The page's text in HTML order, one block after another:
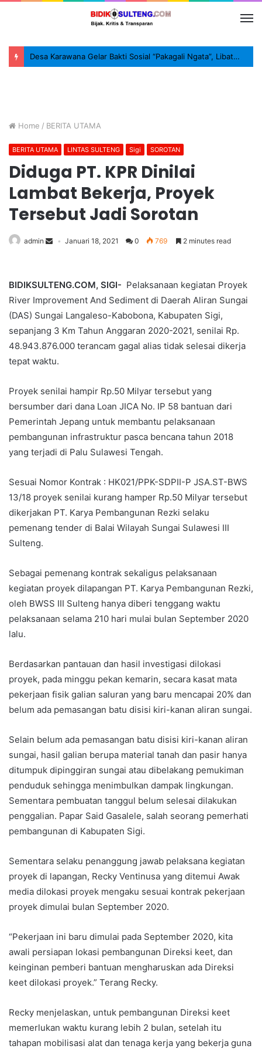
Desa Karawana Gelar Bakti Sosial “Pakagali Ngata”, Libatkan TNI, Polri dan Masyarakat
Home / BERITA UTAMA
BERITA UTAMA LINTAS SULTENG Sigi SOROTAN
Diduga PT. KPR Dinilai
Lambat Bekerja, Proyek
Tersebut Jadi Sorotan
admin Januari 18, 2021 0 769 2 minutes read
BIDIKSULTENG.COM, SIGI- Pelaksanaan kegiatan Proyek
River Improvement And Sediment di Daerah Aliran Sungai
(DAS) Sungai Langaleso-Kabobona, Kabupaten Sigi,
sepanjang 3 Km Tahun Anggaran 2020-2021, senilai Rp.
48.943.876.000 terancam gagal alias tidak selesai dikerja
tepat waktu.
Proyek senilai hampir Rp.50 Milyar tersebut yang
bersumber dari dana Loan JICA No. IP 58 bantuan dari
Pemerintah Jepang untuk membantu pelaksanaan
pembangunan infrastruktur pasca bencana tahun 2018
yang terjadi di Palu Sulawesi Tengah.
Sesuai Nomor Kontrak : HK021/PPK-SDPII-P JSA.ST-BWS
13/18 proyek senilai kurang hamper Rp.50 Milyar tersebut
dikerjakan PT. Karya Pembangunan Rezki selaku
pemenang tender di Balai Wilayah Sungai Sulawesi III
Sulteng.
Sebagai pemenang kontrak sekaligus pelaksanaan
kegiatan proyek dilapangan PT. Karya Pembangunan Rezki,
oleh BWSS III Sulteng hanya diberi tenggang waktu
pelaksanaan selama 210 hari mulai bulan September 2020
lalu.
Berdasarkan pantauan dan hasil investigasi dilokasi
proyek, pada minggu pekan kemarin, secara kasat mata
pekerjaan fisik galian saluran yang baru mencapai 20% dan
belum ada pemasangan batu disisi kiri-kanan aliran sungai.
Selain belum ada pemasangan batu disisi kiri-kanan aliran
sungai, hasil galian berupa material tanah dan pasir hanya
ditumpuk dipinggiran sungai atau dibelakang pemukiman
penduduk sehingga menimbulkan dampak lingkungan.
Sementara pembuatan tanggul belum selesai dilakukan
penggalian. Papar Said Gasalele, salah seorang pemerhati
pembangunan di Kabupaten Sigi.
Sementara selaku penanggung jawab pelaksana kegiatan
proyek di lapangan, Recky Ventinusa yang ditemui Awak
media dilokasi proyek mengaku sesuai kontrak pekerjaan
proyek dimulai bulan September 2020.
“Pekerjaan ini baru dimulai pada September 2020, kita
awali persiapan lokasi pembangunan Direksi keet, dan
keinginan pemberi bantuan mengharuskan ada Direksi
keet dilokasi proyek.” Terang Recky.
Recky menjelaskan, untuk pembangunan Direksi keet
memerlukan waktu kurang lebih 2 bulan, setelah itu
tahapan mobilisasi alat dan tenaga kerja yang bekerja guna